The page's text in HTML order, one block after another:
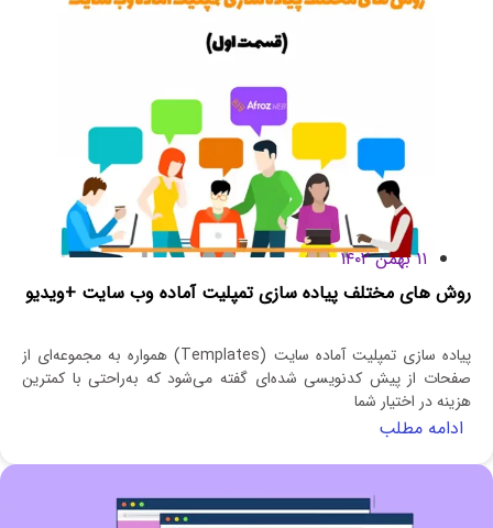
۱۱ بهمن ۱۴۰۲
روش های مختلف پیاده سازی تمپلیت آماده وب سایت +ویدیو
پیاده سازی تمپلیت آماده سایت (Templates) همواره به مجموعه‌ای از
صفحات از پیش کدنویسی شده‌ای گفته می‌شود که به‌راحتی با کمترین
هزینه در اختیار شما
ادامه مطلب